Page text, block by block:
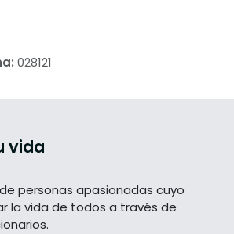
028121
vida
personas apasionadas cuyo
la vida de todos a través de